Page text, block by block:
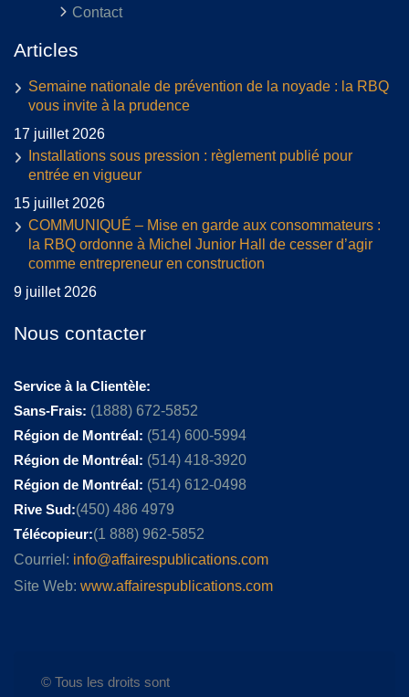
Contact
Articles
Semaine nationale de prévention de la noyade : la RBQ
vous invite à la prudence
17 juillet 2026
Installations sous pression : règlement publié pour
entrée en vigueur
15 juillet 2026
COMMUNIQUÉ – Mise en garde aux consommateurs :
la RBQ ordonne à Michel Junior Hall de cesser d’agir
comme entrepreneur en construction
9 juillet 2026
Nous contacter
Service à la Clientèle:
Sans-Frais: (1888) 672-5852
Région de Montréal: (514) 600-5994
Région de Montréal: (514) 418-3920
Région de Montréal: (514) 612-0498
Rive Sud:(450) 486 4979
Télécopieur:(1 888) 962-5852
Courriel: info@affairespublications.com
Site Web: www.affairespublications.com
© Tous les droits sont